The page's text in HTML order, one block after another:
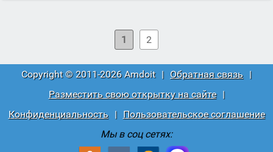
1 2
Copyright © 2011-2026 Amdoit | Обратная связь |
Разместить свою открытку на сайте
|
Конфиденциальность
|
Пользовательское соглашение
Мы в соц сетях: